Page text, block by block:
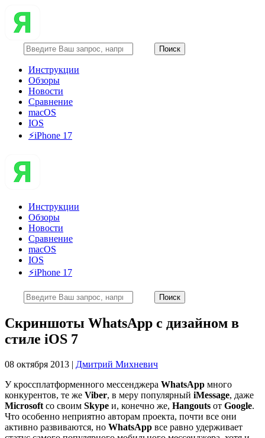
Инструкции
Обзоры
Новости
Сравнение
macOS
IOS
⚡️iPhone 17
Инструкции
Обзоры
Новости
Сравнение
macOS
IOS
⚡️iPhone 17
Скриншоты WhatsApp с дизайном в
стиле iOS 7
08 октября 2013 | Дмитрий Михневич
У кроссплатформенного мессенджера WhatsApp много
конкурентов, те же Viber, в меру популярный iMessage, даже
Microsoft со своим Skype и, конечно же, Hangouts от Google.
Что особенно неприятно авторам проекта, почти все они
активно развиваются, но WhatsApp все равно удерживает